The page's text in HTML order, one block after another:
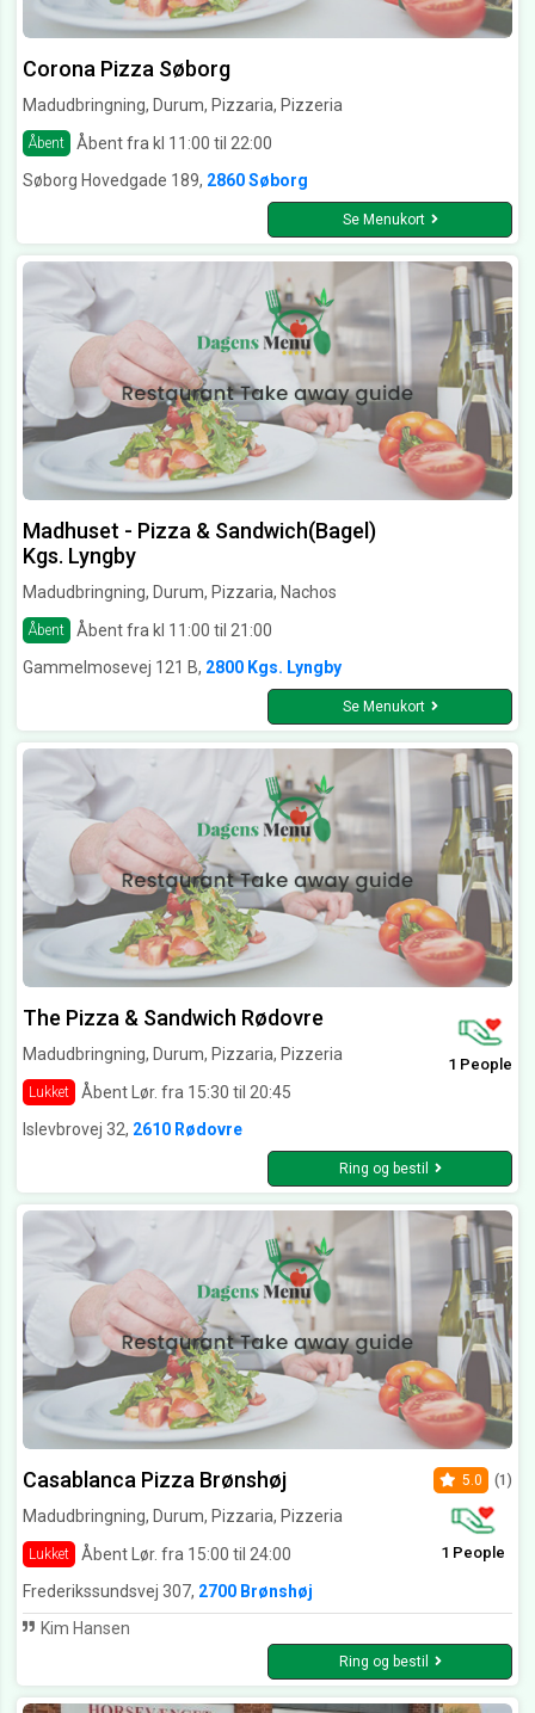
Corona Pizza Søborg
Madudbringning, Durum, Pizzaria, Pizzeria
Åbent
Åbent fra kl 11:00 til 22:00
Søborg Hovedgade 189, 2860 Søborg
Se Menukort
Madhuset - Pizza & Sandwich(Bagel)
Kgs. Lyngby
Madudbringning, Durum, Pizzaria, Nachos
Åbent
Åbent fra kl 11:00 til 21:00
Gammelmosevej 121 B, 2800 Kgs. Lyngby
Se Menukort
The Pizza & Sandwich Rødovre
Madudbringning, Durum, Pizzaria, Pizzeria
Lukket Åbent Lør. fra 15:30 til 20:45
1 People
Islevbrovej 32, 2610 Rødovre
Ring og bestil
Casablanca Pizza Brønshøj
Madudbringning, Durum, Pizzaria, Pizzeria
Lukket Åbent Lør. fra 15:00 til 24:00
5.0 (1)
1 People
Frederikssundsvej 307, 2700 Brønshøj
Kim Hansen
Ring og bestil